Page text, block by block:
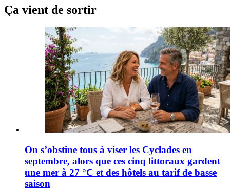
Ça vient de sortir
On s’obstine tous à viser les Cyclades en
septembre, alors que ces cinq littoraux gardent
une mer à 27 °C et des hôtels au tarif de basse
saison